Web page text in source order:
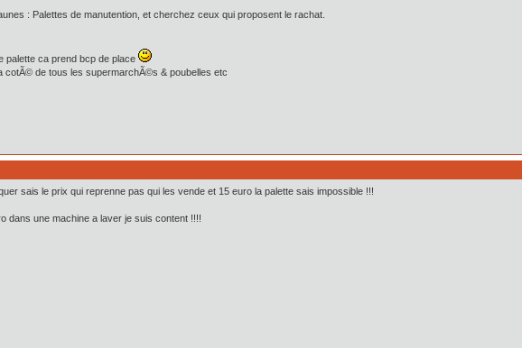
: Palettes de manutention, et cherchez ceux qui proposent le rachat.
palette ca prend bcp de place
cotÃ© de tous les supermarchÃ©s & poubelles etc
sais le prix qui reprenne pas qui les vende et 15 euro la palette sais impossible !!!
dans une machine a laver je suis content !!!!